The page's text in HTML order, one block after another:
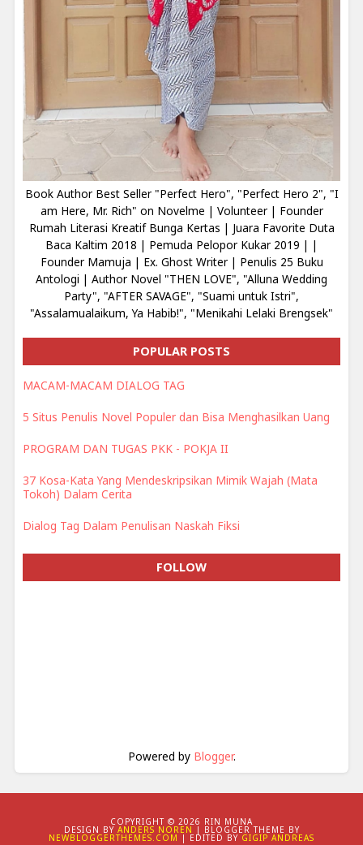
Book Author Best Seller "Perfect Hero", "Perfect Hero 2", "I
am Here, Mr. Rich" on Novelme | Volunteer | Founder
Rumah Literasi Kreatif Bunga Kertas | Juara Favorite Duta
Baca Kaltim 2018 | Pemuda Pelopor Kukar 2019 | |
Founder Mamuja | Ex. Ghost Writer | Penulis 25 Buku
Antologi | Author Novel "THEN LOVE", "Alluna Wedding
Party", "AFTER SAVAGE", "Suami untuk Istri",
"Assalamualaikum, Ya Habib!", "Menikahi Lelaki Brengsek"
POPULAR POSTS
MACAM-MACAM DIALOG TAG
5 Situs Penulis Novel Populer dan Bisa Menghasilkan Uang
PROGRAM DAN TUGAS PKK - POKJA II
37 Kosa-Kata Yang Mendeskripsikan Mimik Wajah (Mata
Tokoh) Dalam Cerita
Dialog Tag Dalam Penulisan Naskah Fiksi
FOLLOW
Powered by Blogger.
COPYRIGHT © 2026 RIN MUNA
DESIGN BY ANDERS NOREN | BLOGGER THEME BY
NEWBLOGGERTHEMES.COM | EDITED BY GIGIP ANDREAS